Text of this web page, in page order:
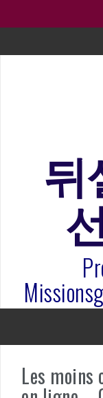
20260322 주
뒤
Les moins